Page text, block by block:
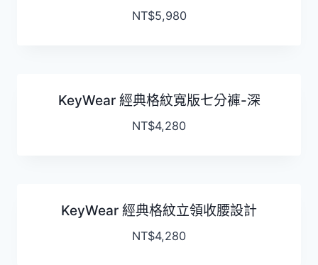
NT$5,980
KeyWear 經典格紋寬版七分褲-深
NT$4,280
KeyWear 經典格紋立領收腰設計
NT$4,280